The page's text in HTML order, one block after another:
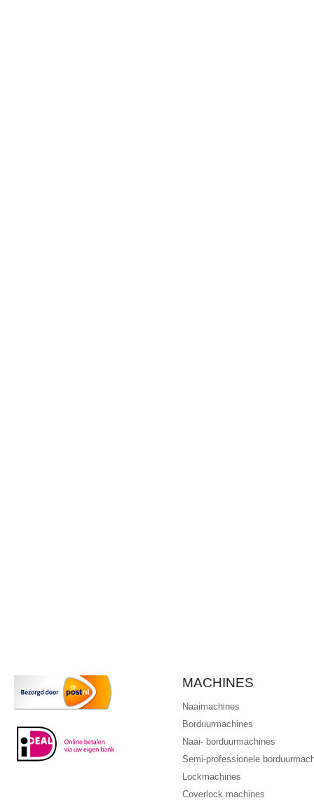
MACHINES
Naaimachines
Borduurmachines
Naai- borduurmachines
Semi-professionele
Lockmachines
Coverlock machines